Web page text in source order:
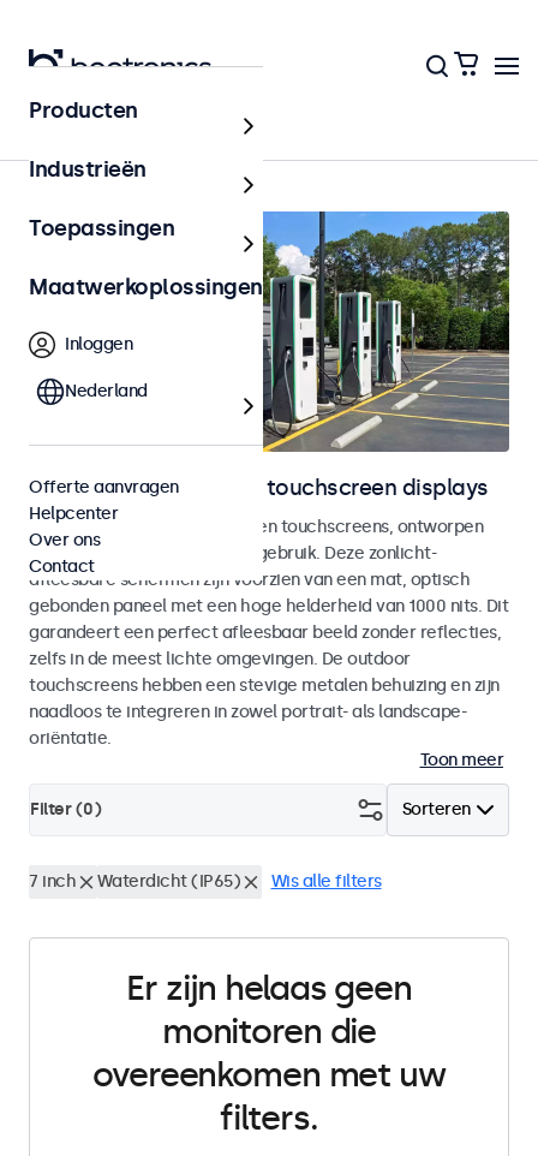
Outdoor
Outdoor monitoren en touchscreen displays
Weersbestendige monitoren en touchscreens, ontworpen
voor zowel binnen- als buitengebruik. Deze zonlicht-
afleesbare schermen zijn voorzien van een mat, optisch
gebonden paneel met een hoge helderheid van 1000 nits. Dit
garandeert een perfect afleesbaar beeld zonder reflecties,
zelfs in de meest lichte omgevingen. De outdoor
touchscreens hebben een stevige metalen behuizing en zijn
naadloos te integreren in zowel portrait- als landscape-
oriëntatie.
Toon meer
Sorteren
Filter (0)
7 inch Waterdicht (IP65) Wis alle filters
Er zijn helaas geen
monitoren die
overeenkomen met uw
filters.
Producten
Industrieën
Toepassingen
Maatwerkoplossingen
Inloggen
Nederland
Offerte aanvragen
Helpcenter
Over ons
Contact